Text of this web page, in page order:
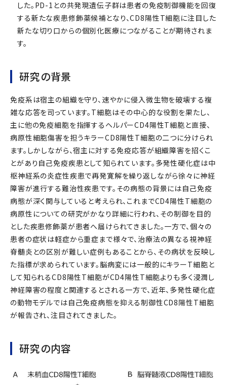
した。PD-1との共発現遺伝子群は患者の免疫制御機能を回復
する新たな疾患修飾薬候補となり、CD8陽性T細胞に注目した
新たな切り口からの個別化医療につながることが期待されま
す。
研究の背景
免疫系は宿主の組織を守り、速やかに侵入微生物を破壊する複
雑な応答を司っています。T細胞はその中心的な役割を果たし、
主に他の免疫細胞を指揮するヘルパーCD4陽性T細胞と直接、
病原性細胞傷害を担うキラーCD8陽性T細胞の二つに分けられ
ます。しかしながら、宿主に対する免疫応答が組織障害を招くこ
とがあり自己免疫疾患として知られています。多発性硬化症は中
枢神経系の炎症性疾患で再発寛解を繰り返しながら徐々に神経
障害が進行する難治性疾患です。その病態の背景には自己免疫
病態が深く関与していると考えられ、これまでCD4陽性T細胞の
病原性についての研究がかなり詳細に行われ、その制御を目的
とした疾患修飾薬が患者へ届けられてきました。一方で、個々の
患者の症状は軽症から重症まで様々で、治療法の異なる視神経
脊髄炎との区別が難しい症例もあることから、その病状を反映し
た指標が求められています。脳病変には一般的にキラーT細胞と
して知られるCD8陽性T細胞がCD4陽性T細胞よりも多く浸潤し
神経障害の程度と関連するとされる一方で、近年、多発性硬化症
の動物モデルでは自己免疫病態を抑える制御性CD8陽性T細胞
が報告され、注目されてきました。
研究の内容